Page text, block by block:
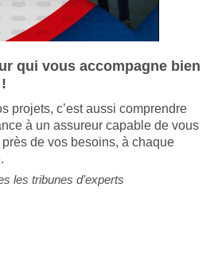
qui vous accompagne bien
projets, c’est aussi comprendre
à un assureur capable de vous
de vos besoins, à chaque